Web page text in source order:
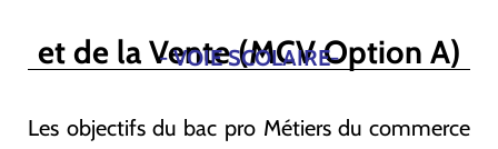
et de la Vente (MCV Option A)
- VOIE SCOLAIRE-
Les objectifs du bac pro Métiers du commerce